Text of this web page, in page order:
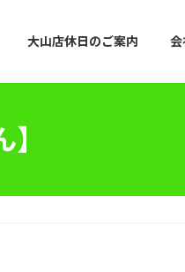
大山店休日のご案内 会